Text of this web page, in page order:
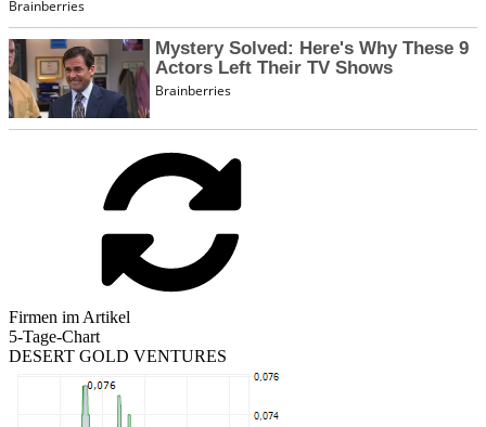
Firmen im Artikel
5-Tage-Chart
DESERT GOLD VENTURES